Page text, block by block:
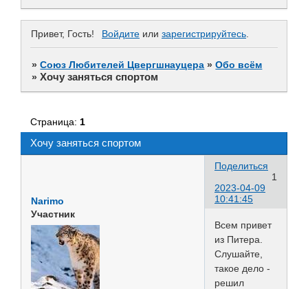
Привет, Гость! Войдите или зарегистрируйтесь.
»Союз Любителей Цвергшнауцера »Обо всём
»Хочу заняться спортом
Хочу заняться спортом
Страница: 1
Поделиться
1
2023-04-09
10:41:45
Narimo
Участник
Всем привет
из Питера.
Слушайте,
такое дело -
решил